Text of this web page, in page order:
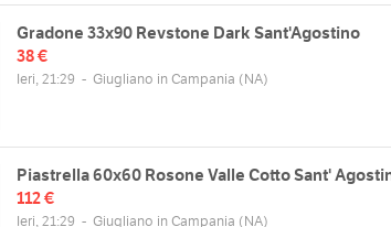
Gradone 33x90 Revstone Dark Sant'Agostino
38 €
Ieri, 21:29 - Giugliano in Campania (NA)
Piastrella 60x60 Rosone Valle Cotto Sant'
112 €
Ieri, 21:29 - Giugliano in Campania (NA)